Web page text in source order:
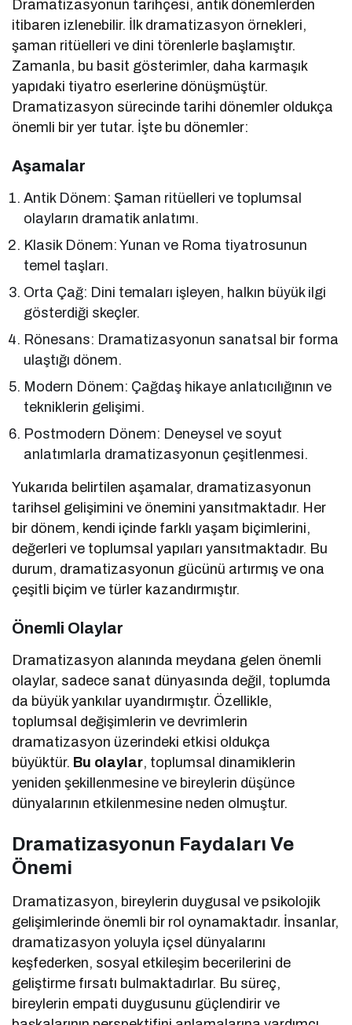
Dramatizasyonun tarihçesi, antik dönemlerden
itibaren izlenebilir. İlk dramatizasyon örnekleri,
şaman ritüelleri ve dini törenlerle başlamıştır.
Zamanla, bu basit gösterimler, daha karmaşık
yapıdaki tiyatro eserlerine dönüşmüştür.
Dramatizasyon sürecinde tarihi dönemler oldukça
önemli bir yer tutar. İşte bu dönemler:
Aşamalar
Antik Dönem: Şaman ritüelleri ve toplumsal
olayların dramatik anlatımı.
Klasik Dönem: Yunan ve Roma tiyatrosunun
temel taşları.
Orta Çağ: Dini temaları işleyen, halkın büyük ilgi
gösterdiği skeçler.
Rönesans: Dramatizasyonun sanatsal bir forma
ulaştığı dönem.
Modern Dönem: Çağdaş hikaye anlatıcılığının ve
tekniklerin gelişimi.
Postmodern Dönem: Deneysel ve soyut
anlatımlarla dramatizasyonun çeşitlenmesi.
Yukarıda belirtilen aşamalar, dramatizasyonun
tarihsel gelişimini ve önemini yansıtmaktadır. Her
bir dönem, kendi içinde farklı yaşam biçimlerini,
değerleri ve toplumsal yapıları yansıtmaktadır. Bu
durum, dramatizasyonun gücünü artırmış ve ona
çeşitli biçim ve türler kazandırmıştır.
Önemli Olaylar
Dramatizasyon alanında meydana gelen önemli
olaylar, sadece sanat dünyasında değil, toplumda
da büyük yankılar uyandırmıştır. Özellikle,
toplumsal değişimlerin ve devrimlerin
dramatizasyon üzerindeki etkisi oldukça
büyüktür. Bu olaylar, toplumsal dinamiklerin
yeniden şekillenmesine ve bireylerin düşünce
dünyalarının etkilenmesine neden olmuştur.
Dramatizasyonun Faydaları Ve
Önemi
Dramatizasyon, bireylerin duygusal ve psikolojik
gelişimlerinde önemli bir rol oynamaktadır. İnsanlar,
dramatizasyon yoluyla içsel dünyalarını
keşfederken, sosyal etkileşim becerilerini de
geliştirme fırsatı bulmaktadırlar. Bu süreç,
bireylerin empati duygusunu güçlendirir ve